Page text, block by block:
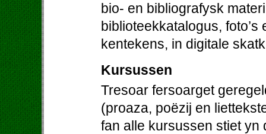
bio- en bibliografysk
biblioteekkatalogus,
kentekens, in digitale
Kursussen
Tresoar fersoarget
(proaza, poëzij en
fan alle kursussen stiet yn